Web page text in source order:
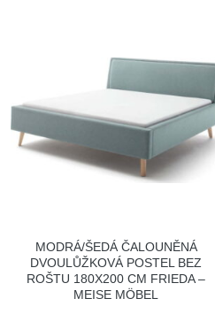
MODRÁ/ŠEDÁ ČALOUNĚNÁ
DVOULŮŽKOVÁ POSTEL BEZ
ROŠTU 180X200 CM FRIEDA –
MEISE MÖBEL